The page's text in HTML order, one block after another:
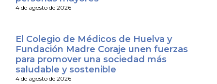
4 de agosto de 2026
El Colegio de Médicos de Huelva y
Fundación Madre Coraje unen fuerzas
para promover una sociedad más
saludable y sostenible
4 de agosto de 2026